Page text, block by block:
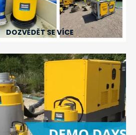
DOZVĚDĚT SE VÍCE